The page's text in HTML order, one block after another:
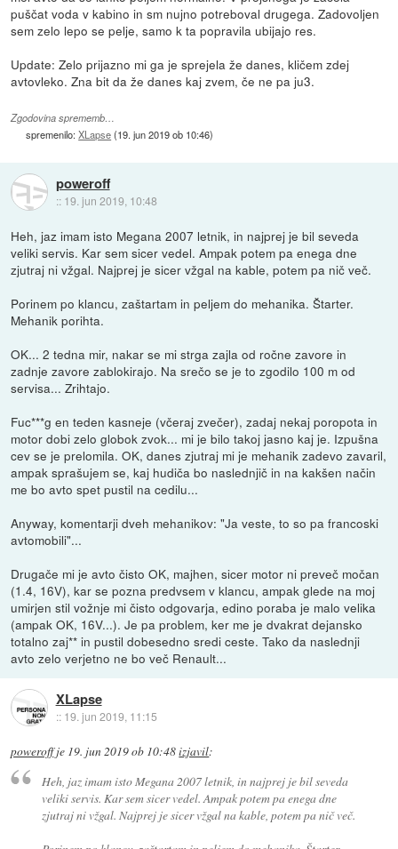
puščat voda v kabino in sm nujno potreboval drugega. Zadovoljen
sem zelo lepo se pelje, samo k ta popravila ubijajo res.
Update: Zelo prijazno mi ga je sprejela že danes, kličem zdej
avtovleko. Zna bit da že danes kaj zvem, če ne pa ju3.
Zgodovina sprememb…
spremenilo:XLapse(19. jun 2019 ob 10:46)
poweroff
:: 19. jun 2019, 10:48
Heh, jaz imam isto Megana 2007 letnik, in najprej je bil seveda
veliki servis. Kar sem sicer vedel. Ampak potem pa enega dne
zjutraj ni vžgal. Najprej je sicer vžgal na kable, potem pa nič več.
Porinem po klancu, zaštartam in peljem do mehanika. Štarter.
Mehanik porihta.
OK... 2 tedna mir, nakar se mi strga zajla od ročne zavore in
zadnje zavore zablokirajo. Na srečo se je to zgodilo 100 m od
servisa... Zrihtajo.
Fuc***g en teden kasneje (včeraj zvečer), zadaj nekaj poropota in
motor dobi zelo globok zvok... mi je bilo takoj jasno kaj je. Izpušna
cev se je prelomila. OK, danes zjutraj mi je mehanik zadevo zavaril,
ampak sprašujem se, kaj hudiča bo naslednjič in na kakšen način
me bo avto spet pustil na cedilu...
Anyway, komentarji dveh mehanikov: "Ja veste, to so pa francoski
avtomobili"...
Drugače mi je avto čisto OK, majhen, sicer motor ni preveč močan
(1.4, 16V), kar se pozna predvsem v klancu, ampak glede na moj
umirjen stil vožnje mi čisto odgovarja, edino poraba je malo velika
(ampak OK, 16V...). Je pa problem, ker me je dvakrat dejansko
totalno zaj** in pustil dobesedno sredi ceste. Tako da naslednji
avto zelo verjetno ne bo več Renault...
XLapse
:: 19. jun 2019, 11:15
poweroffje 19. jun 2019 ob 10:48izjavil:
Heh, jaz imam isto Megana 2007 letnik, in najprej je bil seveda
veliki servis. Kar sem sicer vedel. Ampak potem pa enega dne
zjutraj ni vžgal. Najprej je sicer vžgal na kable, potem pa nič več.